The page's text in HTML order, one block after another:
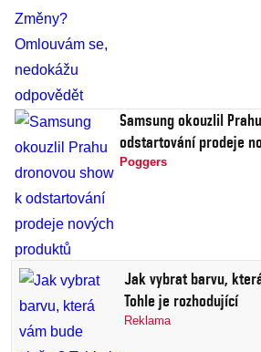
Samsung okouzlil
odstartování prodeje
Poggers
Jak vybrat barvu,
Tohle je rozhodující
Reklama